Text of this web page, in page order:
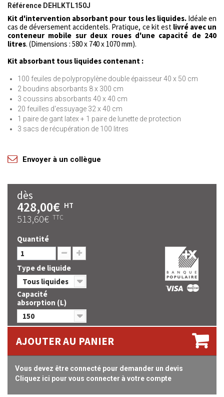
Référence DEHLKTL150J
Kit d'intervention absorbant pour tous les liquides.Idéale en
cas de déversement accidentels. Pratique, ce kit est livré avec un
conteneur mobile sur deux roues d'une capacité de 240
litres. (Dimensions : 580 x 740 x 1070 mm).
Kit absorbant tous liquides contenant :
100 feuiles de polypropylène double épaisseur 40 x 50 cm
2 boudins absorbants 8 x 300 cm
3 coussins absorbants 40 x 40 cm
20 feuilles d'essuyage 32 x 40 cm
1 paire de gant latex + 1 paire de lunette de protection
3 sacs de récupération de 100 litres
Envoyer à un collègue
dès
428,00€ HT
513,60€ TTC
Quantité
Type de liquide
Tous liquides
Capacité
absorption (L)
150
AJOUTER AU PANIER
Vous devez être connecté pour demander un devis
Cliquez ici pour vous connecter à votre compte